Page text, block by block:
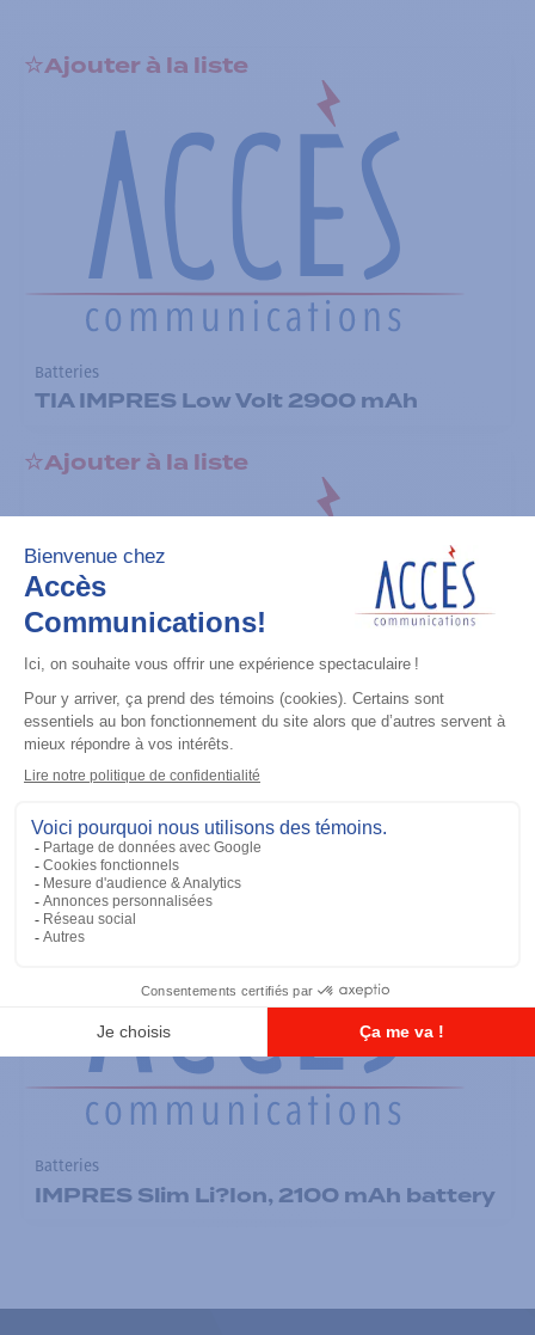
Ajouter à la liste
Batteries
TIA IMPRES Low Volt 2900 mAh
Ajouter à la liste
Batteries
Ajouter à la liste
Batteries
IMPRES Slim Li?Ion, 2100 mAh battery